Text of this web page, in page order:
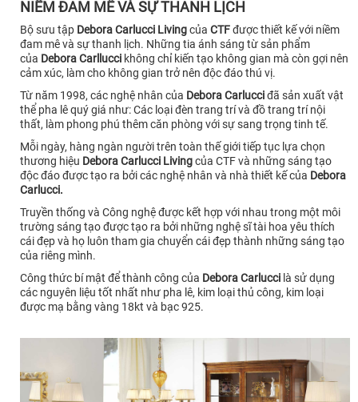
NIỀM ĐAM MÊ VÀ SỰ THANH LỊCH
Bộ sưu tập Debora Carlucci Livingcủa CTFđược thiết kế với niềm
đam mê và sự thanh lịch. Những tia ánh sáng từ sản phẩm
của Debora Carllucci không chỉ kiến tạo không gian mà còn gợi nên
cảm xúc, làm cho không gian trở nên độc đáo thú vị.
Từ năm 1998, các nghệ nhân của Debora Carlucciđã sản xuất vật
thể pha lê quý giá như: Các loại đèn trang trí và đồ trang trí nội
thất, làm phong phú thêm căn phòng với sự sang trọng tinh tế.
Mỗi ngày, hàng ngàn người trên toàn thế giới tiếp tục lựa chọn
thương hiệu Debora Carlucci Livingcủa CTF và những sáng tạo
độc đáo được tạo ra bởi các nghệ nhân và nhà thiết kế của Debora
Carlucci.
Truyền thống và Công nghệ được kết hợp với nhau trong một môi
trường sáng tạo được tạo ra bởi những nghệ sĩ tài hoa yêu thích
cái đẹp và họ luôn tham gia chuyển cái đẹp thành những sáng tạo
của riêng mình.
Công thức bí mật để thành công của Debora Carlucci là sử dụng
các nguyên liệu tốt nhất như pha lê, kim loại thủ công, kim loại
được mạ bằng vàng 18kt và bạc 925.